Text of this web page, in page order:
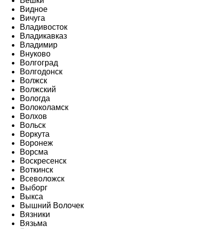
Видное
Вичуга
Владивосток
Владикавказ
Владимир
Внуково
Волгоград
Волгодонск
Волжск
Волжский
Вологда
Волоколамск
Волхов
Вольск
Воркута
Воронеж
Ворсма
Воскресенск
Воткинск
Всеволожск
Выборг
Выкса
Вышний Волочек
Вязники
Вязьма